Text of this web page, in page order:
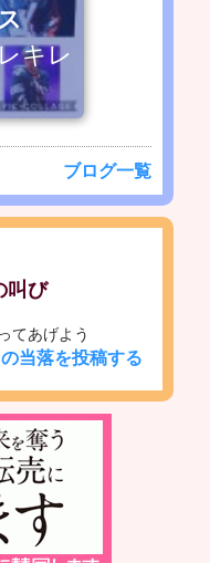
キレ
ブログ一覧
叫び
てあげよう
当落を投稿する